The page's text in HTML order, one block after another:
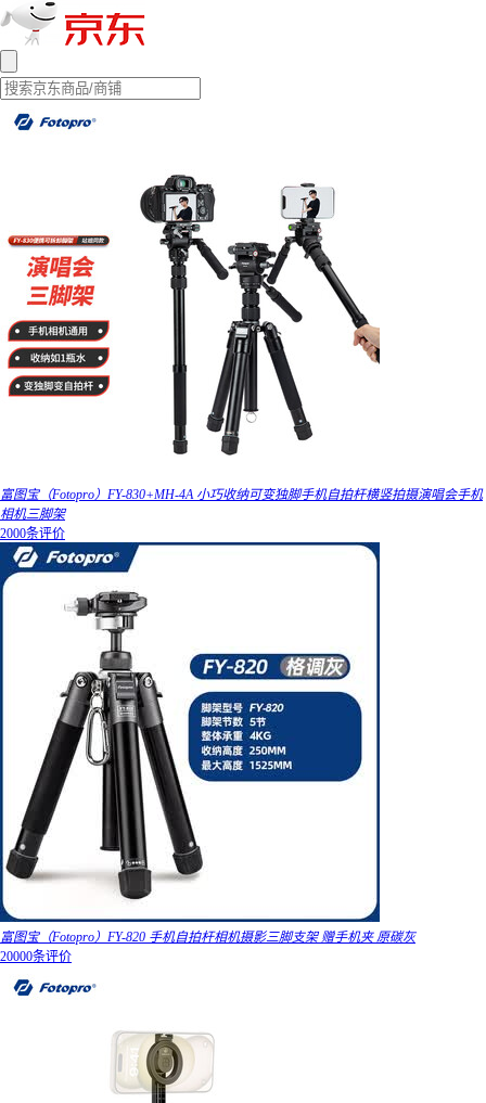
富图宝（Fotopro）FY-830+MH-4A 小巧收纳可变独脚手机自拍杆横竖拍摄演唱会手机
相机三脚架
2000条评价
富图宝（Fotopro）FY-820 手机自拍杆相机摄影三脚支架 赠手机夹 原碳灰
20000条评价